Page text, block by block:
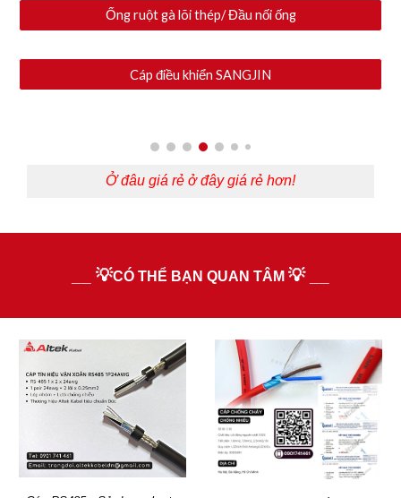
Ống ruột gà lõi thép/ Đầu nối ống
Cáp điều khiển SANGJIN
Ở đâu giá rẻ ở đây giá rẻ hơn!
💡CÓ THỂ BẠN QUAN TÂM 💡 __